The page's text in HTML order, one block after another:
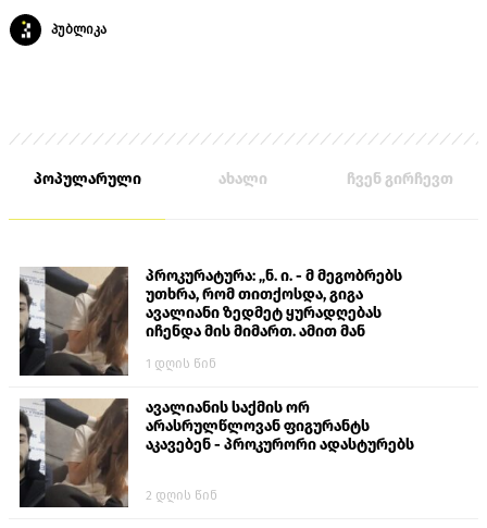
პუბლიკა
პოპულარული ახალი ჩვენ გირჩევთ
პროკურატურა: „ნ. ი. - მ მეგობრებს
უთხრა, რომ თითქოსდა, გიგა
ავალიანი ზედმეტ ყურადღებას
იჩენდა მის მიმართ. ამით მან
თავს დასხმოდა გიგა ავალიანს“
1 დღის წინ
ავალიანის საქმის ორ
არასრულწლოვან ფიგურანტს
აკავებენ - პროკურორი ადასტურებს
2 დღის წინ